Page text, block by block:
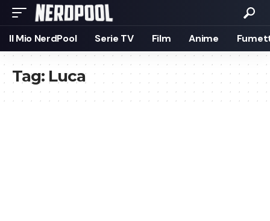
Il Mio NerdPool Serie TV Film Anime
Tag: Luca